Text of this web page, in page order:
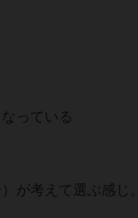
っている
が考えて選ぶ感じ。